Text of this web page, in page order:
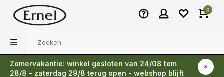
0
Zomervakantie: winkel gesloten van 24/08 tem
28/8 - zaterdag 29/8 terug open - webshop blijft
Terug